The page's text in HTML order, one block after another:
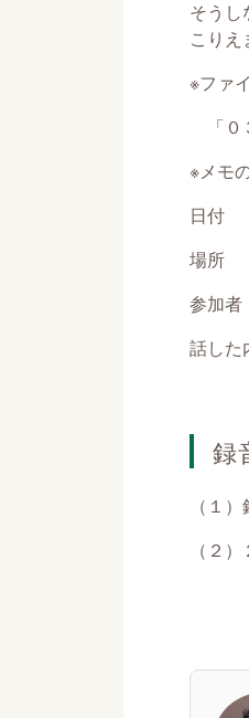
そうし
こりえ
※ファ
「０
※メモ
日
場
参加
話し
録
（１
（２